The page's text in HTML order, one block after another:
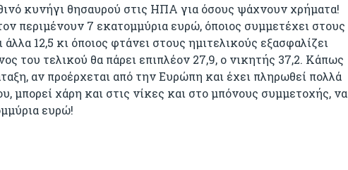
κυνήγι θησαυρού στις ΗΠΑ για όσους ψάχνουν χρήματα!
περιμένουν 7 εκατομμύρια ευρώ, όποιος συμμετέχει στους
άλλα 12,5 κι όποιος φτάνει στους ημιτελικούς εξασφαλίζει
του τελικού θα πάρει επιπλέον 27,9, ο νικητής 37,2. Κάπως
αν προέρχεται από την Ευρώπη και έχει πληρωθεί πολλά
μπορεί χάρη και στις νίκες και στο μπόνους συμμετοχής, να
ευρώ!